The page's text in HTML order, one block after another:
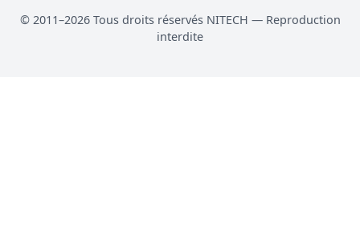
© 2011–2026 Tous droits réservés NITECH — Reproduction
interdite